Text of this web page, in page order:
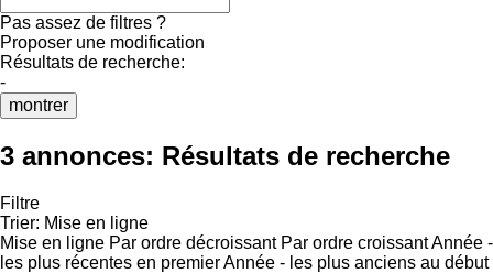
Pas assez de filtres ?
Proposer une modification
Résultats de recherche:
-
montrer
3 annonces: Résultats de recherche
Filtre
Trier: Mise en ligne
Mise en ligne Par ordre décroissant Par ordre croissantAnnée -
les plus récentes en premierAnnée - les plus anciens au début